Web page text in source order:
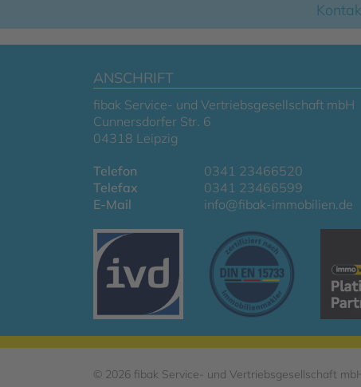
ANSCHRIFT
fibak Service- und Vertriebsgesellschaft mbH
Cunnersdorfer Str. 6
04318 Leipzig
Telefon
0341 23466520
Telefax
0341 23466599
E-Mail
info@fibak-immobilien.de
© 2026 fibak Service- und Vertriebsgesellschaft